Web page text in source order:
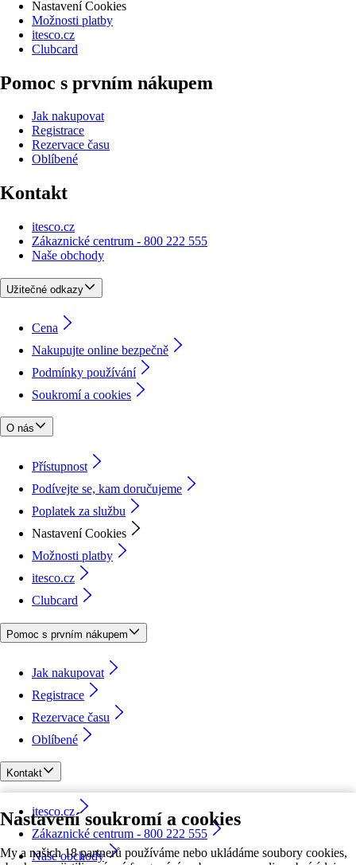
Nastavení soukromí a cookies
My a našich 18 partnerů používáme nebo ukládáme soubory cookies,
Nastavení Cookies
Možnosti platby
itesco.cz
Clubcard
Pomoc s prvním nákupem
Jak nakupovat
Registrace
Rezervace času
Oblíbené
Kontakt
itesco.cz
Zákaznické centrum - 800 222 555
Naše obchody
Užitečné odkazy
Cena
Nakupujte online bezpečně
Podmínky používání
Soukromí a cookies
O nás
Přístupnost
Podívejte se, kam doručujeme
Poplatek za službu
Nastavení Cookies
Možnosti platby
itesco.cz
Clubcard
Pomoc s prvním nákupem
Jak nakupovat
Registrace
Rezervace času
Oblíbené
Kontakt
itesco.cz
Zákaznické centrum - 800 222 555
Naše obchody